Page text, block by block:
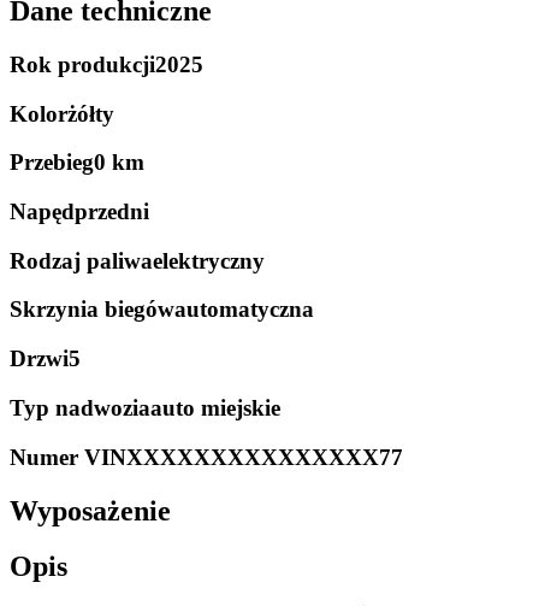
Dane techniczne
Rok produkcji2025
Kolorżółty
Przebieg0 km
Napędprzedni
Rodzaj paliwaelektryczny
Skrzynia biegówautomatyczna
Drzwi5
Typ nadwoziaauto miejskie
Numer VINXXXXXXXXXXXXXXX77
Wyposażenie
Opis